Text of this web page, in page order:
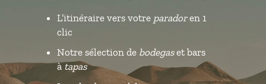
L’itinéraire vers votre paradoren 1
clic
Notre sélection de bodegaset bars
àtapas